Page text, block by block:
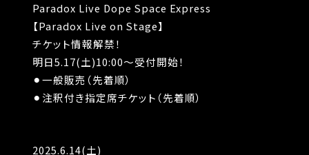
Paradox Live Dope Space Express
【Paradox Live on Stage】
チケット情報解禁！
明日5.17(土)10:00～受付開始！
⚫︎一般販売（先着順）
⚫︎注釈付き指定席チケット（先着順）
2025.6.14(土)